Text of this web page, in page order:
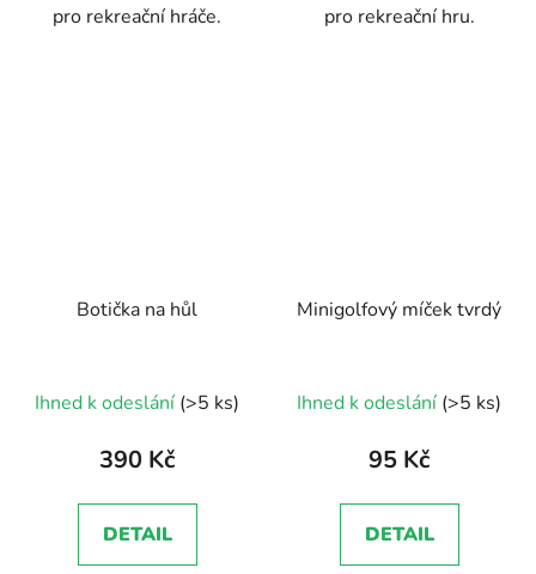
pro rekreační hráče.
pro rekreační hru.
Botička na hůl
Ihned k odeslání (>5 ks)
390 Kč
DETAIL
Minigolfový míček tvrdý
hodnocení
produktu
5,0
z
Ihned k odeslání (>5 ks)
95 Kč
DETAIL